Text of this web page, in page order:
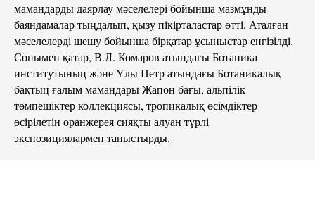
мамандарды даярлау мәселелері бойынша мазмұнды
баяндамалар тыңдалып, қызу пікірталастар өтті. Аталған
мәселелерді шешу бойынша бірқатар ұсыныстар енгізілді.
Сонымен қатар, В.Л. Комаров атындағы Ботаника
институтының және Ұлы Петр атындағы Ботаникалық
бақтың ғалым мамандары Жапон бағы, альпілік
төмпешіктер коллекциясы, тропикалық өсімдіктер
өсірілетін оранжерея сияқты алуан түрлі
экспозициялармен таныстырды.